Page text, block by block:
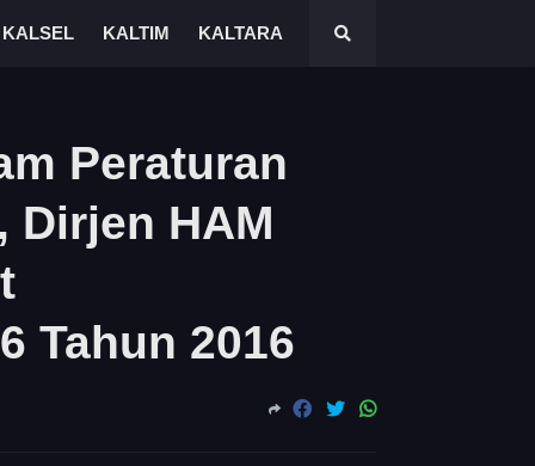
KALSEL KALTIM KALTARA
Peraturan
Dirjen HAM
Tahun 2016